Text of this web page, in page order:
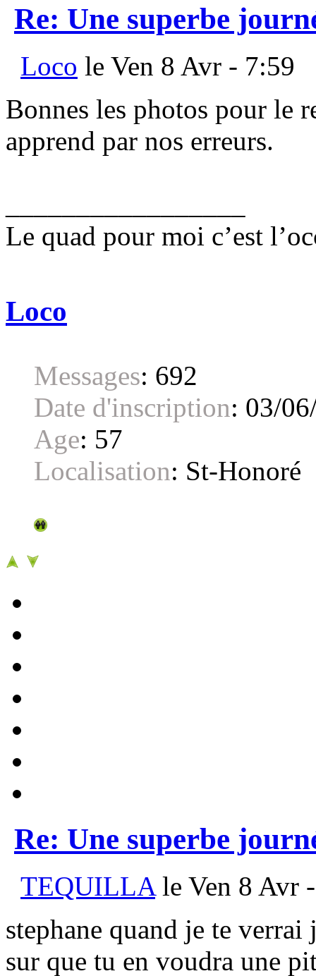
Re: Une superbe
Loco le Ven 8 Avr - 7:59
Bonnes les photos pour le
apprend par nos erreurs.
Le quad pour moi c’est
Loco
Messages: 692
Date d'inscription: 03/
Age: 57
Localisation: St-Honoré
Re: Une superbe
TEQUILLAle Ven 8 Avr
stephane quand je te
sur que tu en voudra une